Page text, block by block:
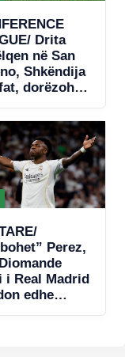
Drita
në San
Shkëndija
dorëzohet
Perez,
i Real Madrid
edhe